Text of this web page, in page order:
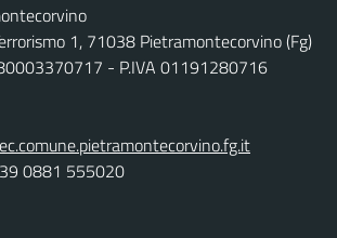
1, 71038 Pietramontecorvino (Fg)
80003370717 - P.IVA 01191280716
0881 555020